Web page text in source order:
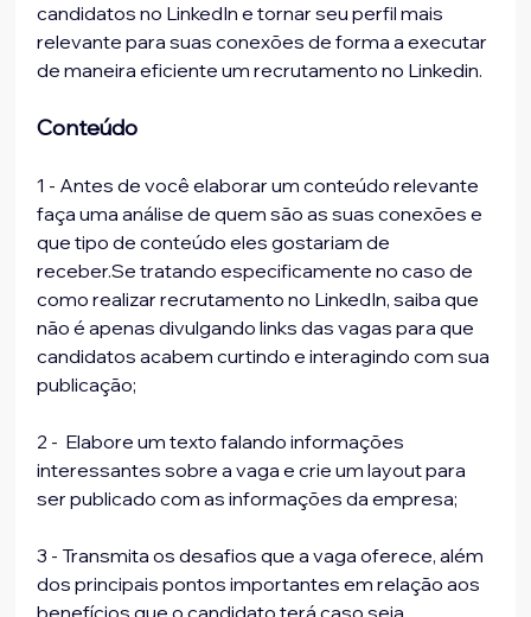
candidatos no LinkedIn e tornar seu perfil mais
relevante para suas conexões de forma a executar
de maneira eficiente um recrutamento no Linkedin.
Conteúdo
1 - Antes de você elaborar um conteúdo relevante
faça uma análise de quem são as suas conexões e
que tipo de conteúdo eles gostariam de
receber.Se tratando especificamente no caso de
como realizar recrutamento no LinkedIn, saiba que
não é apenas divulgando links das vagas para que
candidatos acabem curtindo e interagindo com sua
publicação;
2 -  Elabore um texto falando informações
interessantes sobre a vaga e crie um layout para
ser publicado com as informações da empresa;
3 - Transmita os desafios que a vaga oferece, além
dos principais pontos importantes em relação aos